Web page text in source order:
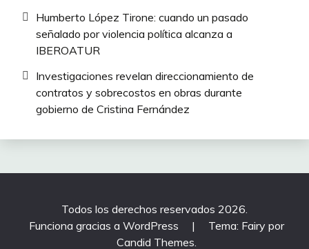
Humberto López Tirone: cuando un pasado
señalado por violencia política alcanza a
IBEROATUR
Investigaciones revelan direccionamiento de
contratos y sobrecostos en obras durante
gobierno de Cristina Fernández
Todos los derechos reservados 2026.
Funciona gracias a WordPress
|
Tema: Fairy por
Candid Themes